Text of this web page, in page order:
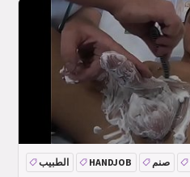
الطبيب HANDJOB صنم